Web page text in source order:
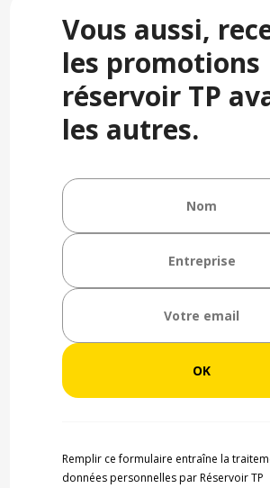
Vous aussi,
les promotions
réservoir TP
les autres.
Remplir ce formulaire entraîne la
données personnelles par Réservoir TP